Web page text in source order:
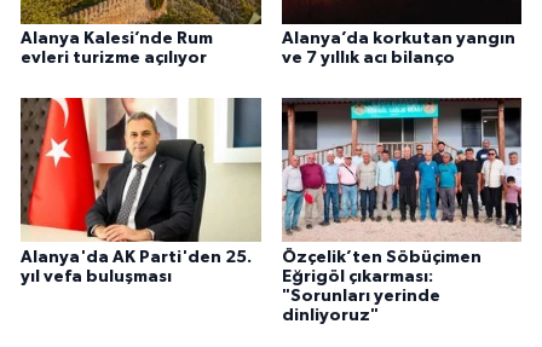
Alanya Kalesi’nde Rum
evleri turizme açılıyor
Alanya’da korkutan yangın
ve 7 yıllık acı bilanço
Alanya'da AK Parti'den 25.
yıl vefa buluşması
Özçelik’ten Söbüçimen
Eğrigöl çıkarması:
"Sorunları yerinde
dinliyoruz"